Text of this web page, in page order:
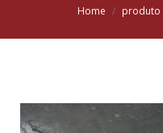
Home produto